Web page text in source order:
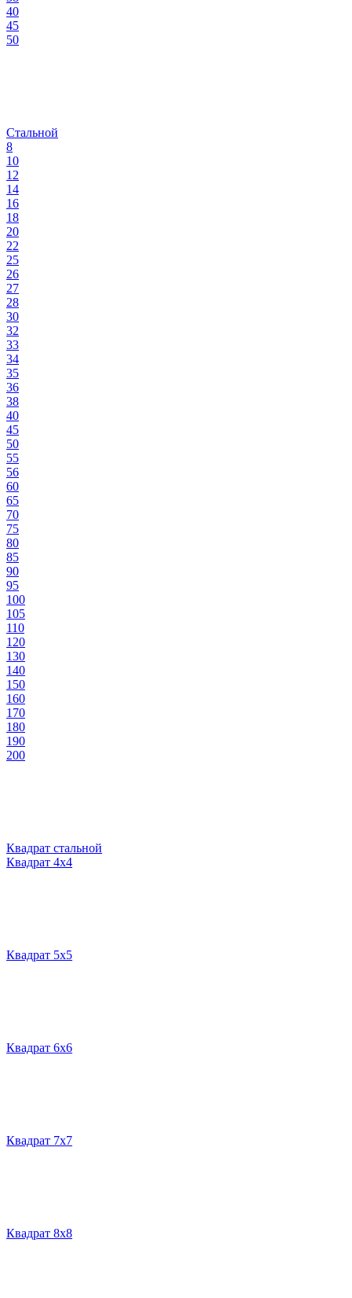
40
45
50
Стальной
8
10
12
14
16
18
20
22
25
26
27
28
30
32
33
34
35
36
38
40
45
50
55
56
60
65
70
75
80
85
90
95
100
105
110
120
130
140
150
160
170
180
190
200
Квадрат стальной
Квадрат 4х4
Квадрат 5х5
Квадрат 6х6
Квадрат 7х7
Квадрат 8х8